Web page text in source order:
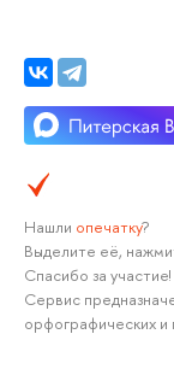
Нашли опечатку?
Выделите её,
Спасибо за участие!
Сервис
орфографических и